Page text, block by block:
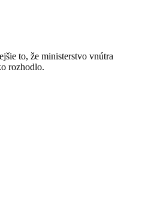
to, že ministerstvo vnútra
rozhodlo.